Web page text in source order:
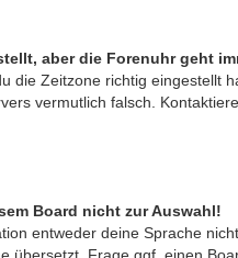
aber die Forenuhr geht
die Zeitzone richtig eingestellt
vermutlich falsch.
Board nicht zur Auswahl!
entweder deine Sprache